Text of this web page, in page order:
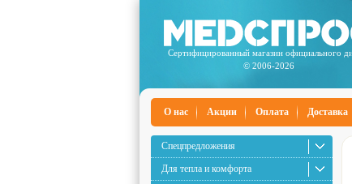
Сертифицированный магазин официального
© 2006-2026
О нас Акции Оплата Доставка
Спецпредложения
Для тепла и комфорта